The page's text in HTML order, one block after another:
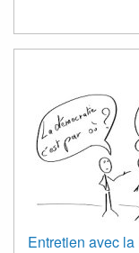
Entretien avec